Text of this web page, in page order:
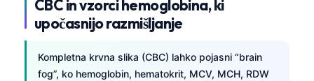
CBC in vzorci hemoglobina, ki
upočasnijo razmišljanje
Kompletna krvna slika (CBC) lahko pojasni “brain
fog”, ko hemoglobin, hematokrit, MCV, MCH, RDW